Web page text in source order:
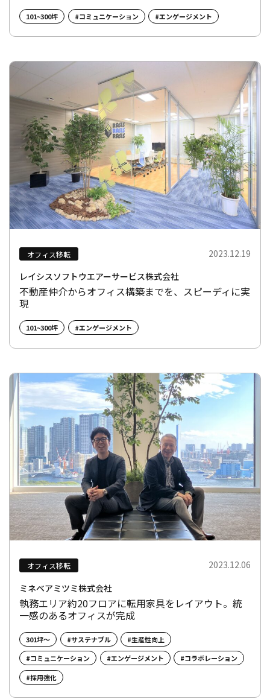
101~300坪 #コミュニケーション #エンゲージメント
オフィス移転
2023.12.19
レイシスソフトウエアーサービス株式会社
不動産仲介からオフィス構築までを、スピーディに実
現
101~300坪 #エンゲージメント
オフィス移転
2023.12.06
ミネベアミツミ株式会社
執務エリア約20フロアに転用家具をレイアウト。統
一感のあるオフィスが完成
301坪～ #サステナブル
#生産性向上
#コミュニケーション
#エンゲージメント
#コラボレーション
#採用強化